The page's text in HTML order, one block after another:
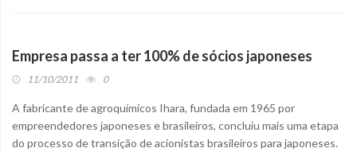
Empresa passa a ter 100% de sócios japoneses
11/10/2011 0
A fabricante de agroquímicos Ihara, fundada em 1965 por
empreendedores japoneses e brasileiros, concluiu mais uma etapa
do processo de transição de acionistas brasileiros para japoneses.